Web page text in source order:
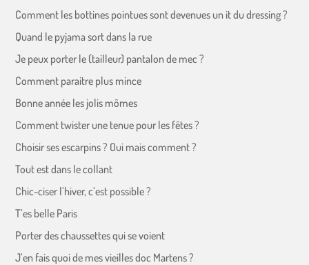
Comment les bottines pointues sont devenues un it du dressing ?
Quand le pyjama sort dans la rue
Je peux porter le (tailleur) pantalon de mec ?
Comment paraitre plus mince
Bonne année les jolis mômes
Comment twister une tenue pour les fêtes ?
Choisir ses escarpins ? Oui mais comment ?
Tout est dans le collant
Chic-ciser l’hiver, c’est possible ?
T’es belle Paris
Porter des chaussettes qui se voient
J’en fais quoi de mes vieilles doc Martens ?